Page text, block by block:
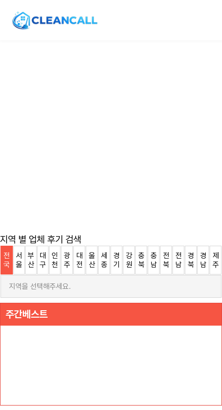
지역 별 업체 후기 검색
전
국
서
울
부
산
대
구
인
천
광
주
대
전
울
산
세
종
경
기
강
원
충
북
충
남
전
북
전
남
경
북
경
남
제
주
지역을 선택해주세요.
주간베스트